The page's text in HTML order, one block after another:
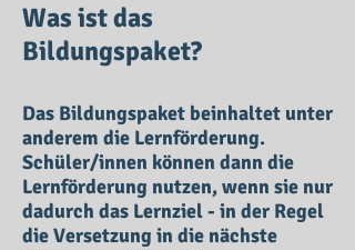
Was ist das
Bildungspaket?
Das Bildungspaket beinhaltet unter
anderem die Lernförderung.
Schüler/innen können dann die
Lernförderung nutzen, wenn sie nur
dadurch das Lernziel - in der Regel
die Versetzung in die nächste